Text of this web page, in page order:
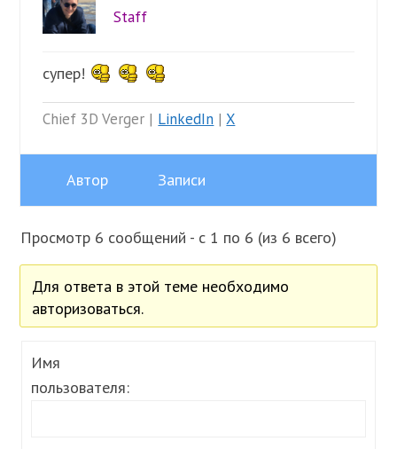
Staff
супер!
Chief 3D Verger | LinkedIn |X
Автор Записи
Просмотр 6 сообщений - с 1 по 6 (из 6 всего)
Для ответа в этой теме необходимо
авторизоваться.
Имя
пользователя: